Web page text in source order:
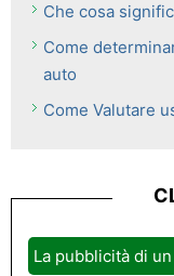
Che cosa
Come
auto
Come Valutare
La pubblicità di